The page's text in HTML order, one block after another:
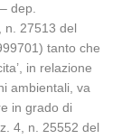
dep.
n. 27513 del
tanto che
in relazione
ambientali, va
in grado di
4, n. 25552 del